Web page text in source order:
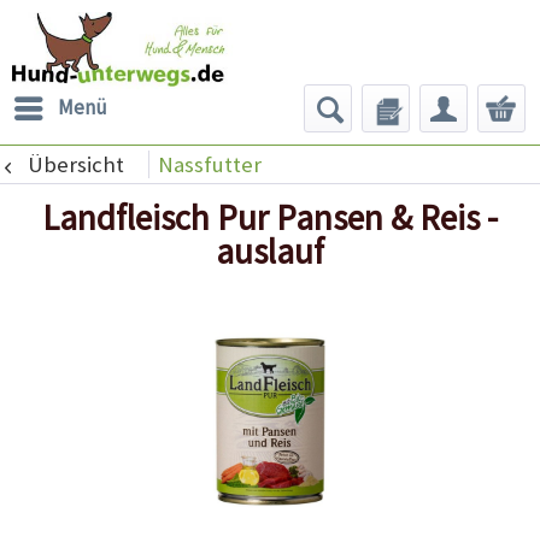
Menü
Übersicht Nassfutter
Landfleisch Pur Pansen & Reis -
auslauf